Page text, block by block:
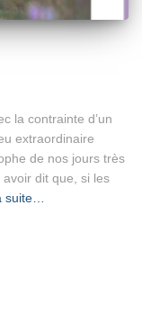
la contrainte d’un
extraordinaire
de nos jours très
avoir dit que, si les
suite…